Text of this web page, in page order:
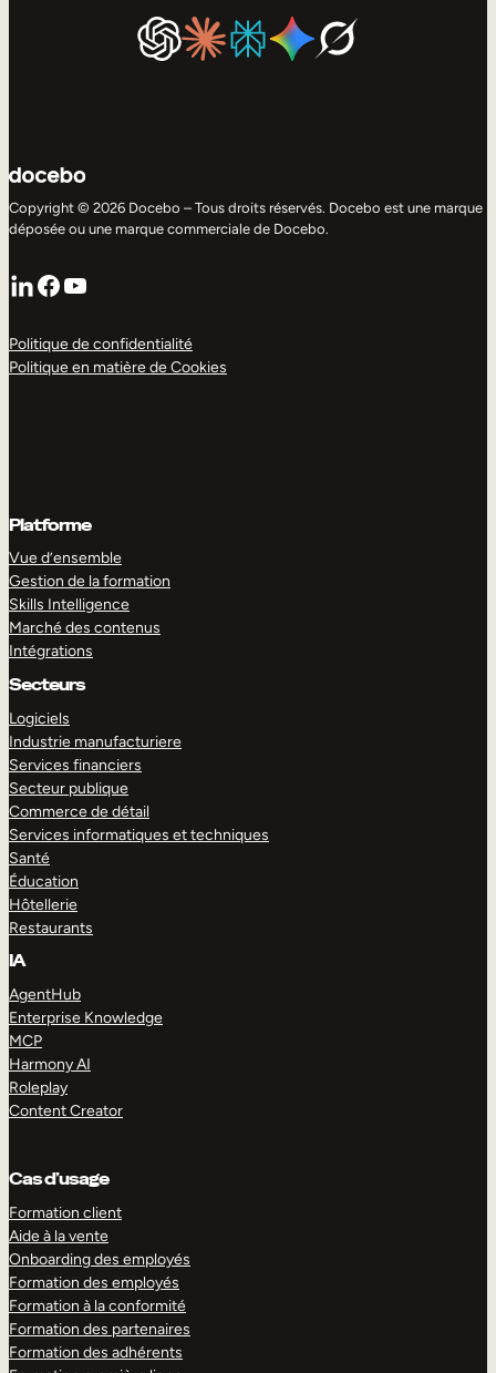
Copyright © 2026 Docebo – Tous droits réservés. Docebo est une marque
déposée ou une marque commerciale de Docebo.
LinkedIn
Facebook
YouTube
Politique de confidentialité
Politique en matière de Cookies
Platforme
Vue d’ensemble
Gestion de la formation
Skills Intelligence
Marché des contenus
Intégrations
Secteurs
Logiciels
Industrie manufacturiere
Services financiers
Secteur publique
Commerce de détail
Services informatiques et techniques
Santé
Éducation
Hôtellerie
Restaurants
IA
AgentHub
Enterprise Knowledge
MCP
Harmony AI
Roleplay
Content Creator
Cas d’usage
Formation client
Aide à la vente
Onboarding des employés
Formation des employés
Formation à la conformité
Formation des partenaires
Formation des adhérents